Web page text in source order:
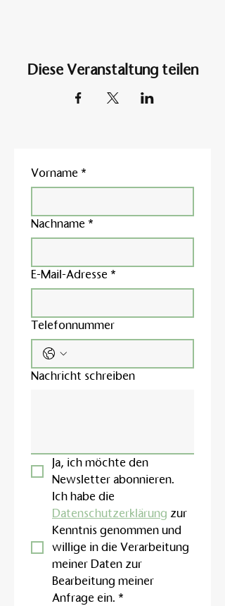
Diese Veranstaltung teilen
Vorname *
Nachname *
E-Mail-Adresse *
Telefonnummer
Nachricht schreiben
Ja, ich möchte den
Newsletter abonnieren.
Datenschutzerklärung zur
Kenntnis genommen und
willige in die Verarbeitung
meiner Daten zur
Bearbeitung meiner
Anfrage ein. *